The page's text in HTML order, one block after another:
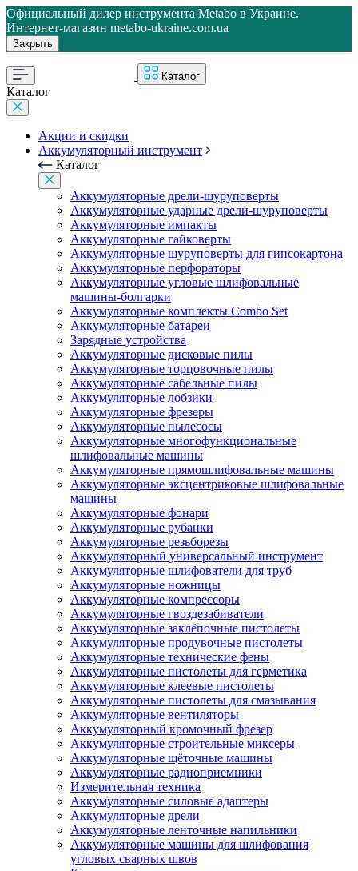
Официальный дилер инструмента Metabo в Украине.
Интернет-магазин metabo-ukraine.com.ua
Закрыть
Каталог
Каталог
Акции и скидки
Аккумуляторный инструмент
Каталог
Аккумуляторные дрели-шуруповерты
Аккумуляторные ударные дрели-шуруповерты
Аккумуляторные импакты
Аккумуляторные гайковерты
Аккумуляторные шуруповерты для гипсокартона
Аккумуляторные перфораторы
Аккумуляторные угловые шлифовальные
машины-болгарки
Аккумуляторные комплекты Combo Set
Аккумуляторные батареи
Зарядные устройства
Аккумуляторные дисковые пилы
Аккумуляторные торцовочные пилы
Аккумуляторные сабельные пилы
Аккумуляторные лобзики
Аккумуляторные фрезеры
Аккумуляторные пылесосы
Аккумуляторные многофункциональные
шлифовальные машины
Аккумуляторные прямошлифовальные машины
Аккумуляторные эксцентриковые шлифовальные
машины
Аккумуляторные фонари
Аккумуляторные рубанки
Аккумуляторные резьборезы
Аккумуляторный универсальный инструмент
Аккумуляторные шлифователи для труб
Аккумуляторные ножницы
Аккумуляторные компрессоры
Аккумуляторные гвоздезабиватели
Аккумуляторные заклёпочные пистолеты
Аккумуляторные продувочные пистолеты
Аккумуляторные технические фены
Аккумуляторные пистолеты для герметика
Аккумуляторные клеевые пистолеты
Аккумуляторные пистолеты для смазывания
Аккумуляторные вентиляторы
Аккумуляторный кромочный фрезер
Аккумуляторные строительные миксеры
Аккумуляторные щёточные машины
Аккумуляторные радиоприемники
Измерительная техника
Аккумуляторные силовые адаптеры
Аккумуляторные дрели
Аккумуляторные ленточные напильники
Аккумуляторные машины для шлифования
угловых сварных швов